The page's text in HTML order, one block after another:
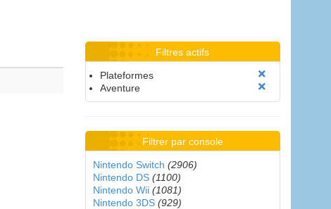
Filtres actifs
Plateformes
Aventure
Filtrer par console
Nintendo Switch (2906)
Nintendo DS (1100)
Nintendo Wii (1081)
Nintendo 3DS (929)